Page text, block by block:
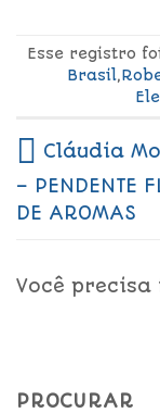
Esse registro
Brasil,
Cláudia
– PENDENTE
DE AROMAS
Você precisa
PROCURAR